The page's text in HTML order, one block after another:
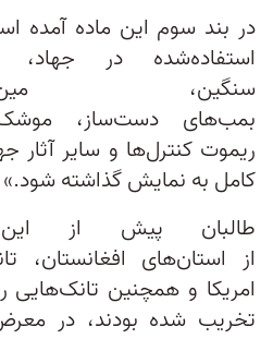
در بند سوم این ماده آمده
استفاده‌شده در
سنگین،
بمب‌های دست‌ساز،
ریموت کنترل‌ها و سایر آثار
کامل به نمایش گذاشته شود.»
طالبان پیش از
از استان‌های
امریکا و همچنین تانک‌هایی
تخریب شده بودند، در